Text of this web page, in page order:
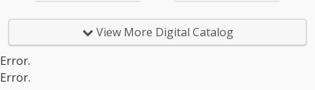
View More Digital Catalog
Error.
Error.